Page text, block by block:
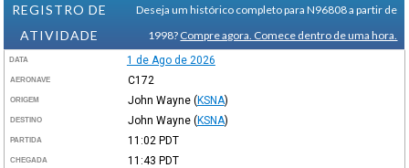
REGISTRO DE
ATIVIDADE
Deseja um histórico completo para N96808 a partir de
1998? Compre agora. Comece dentro de uma hora.
DATA 1 de Ago de 2026
AERONAVE C172
ORIGEM John Wayne (KSNA)
DESTINO John Wayne (KSNA)
PARTIDA 11:02 PDT
CHEGADA 11:43 PDT